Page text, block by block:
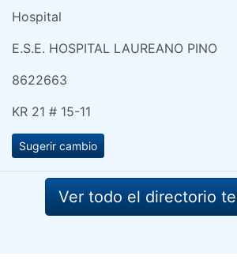
Hospital
E.S.E. HOSPITAL LAUREANO PINO
8622663
KR 21 # 15-11
Sugerir cambio
Ver todo el directorio